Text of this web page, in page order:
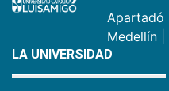
Apartadó
Medellín
LA UNIVERSIDAD